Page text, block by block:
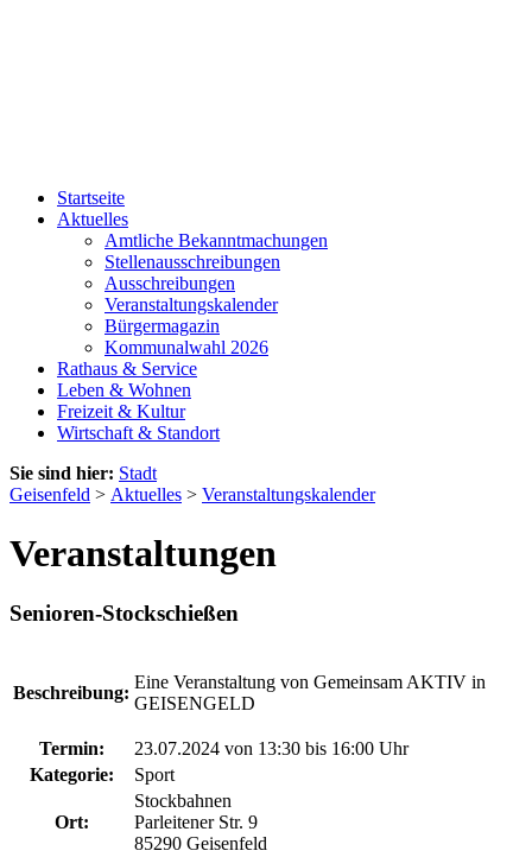
Startseite
Aktuelles
Amtliche Bekanntmachungen
Stellenausschreibungen
Ausschreibungen
Veranstaltungskalender
Bürgermagazin
Kommunalwahl 2026
Rathaus & Service
Leben & Wohnen
Freizeit & Kultur
Wirtschaft & Standort
Sie sind hier: Stadt
Geisenfeld > Aktuelles > Veranstaltungskalender
Veranstaltungen
Senioren-Stockschießen
Beschreibung:
Eine Veranstaltung von Gemeinsam AKTIV in
GEISENGELD
Termin: 23.07.2024 von 13:30 bis 16:00 Uhr
Kategorie:
Sport
Ort:
Stockbahnen
Parleitener Str. 9
85290 Geisenfeld